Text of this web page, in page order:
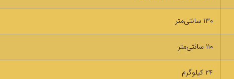
۱۳۰ سانتی‌متر
۱۱۰ سانتی‌متر
۲۴ کیلوگرم